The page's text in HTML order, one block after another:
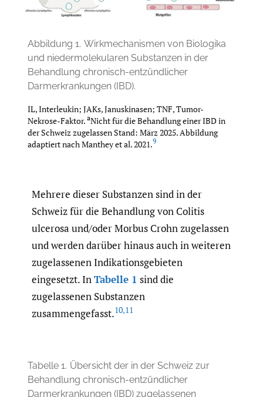
Abbildung 1. Wirkmechanismen von Biologika
und niedermolekularen Substanzen in der
Behandlung chronisch-entzündlicher
Darmerkrankungen (IBD).
IL, Interleukin; JAKs, Januskinasen; TNF, Tumor-
Nekrose-Faktor. aNicht für die Behandlung einer IBD in
der Schweiz zugelassen Stand: März 2025. Abbildung
adaptiert nach Manthey et al. 2021.9
Mehrere dieser Substanzen sind in der
Schweiz für die Behandlung von Colitis
ulcerosa und/oder Morbus Crohn zugelassen
und werden darüber hinaus auch in weiteren
zugelassenen Indikationsgebieten
eingesetzt. InTabelle 1 sind die
zugelassenen Substanzen
zusammengefasst.10,11
Tabelle 1. Übersicht der in der Schweiz zur
Behandlung chronisch-entzündlicher
Darmerkrankungen (IBD) zugelassenen